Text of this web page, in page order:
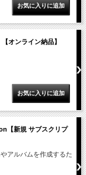
オンライン納品】
【新規 サブスクリプ
アルバムを作成するた